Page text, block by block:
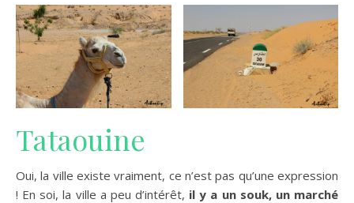
Tataouine
Oui, la ville existe vraiment, ce n’est pas qu’une expression
! En soi, la ville a peu d’intérêt, il y a un souk, un marché